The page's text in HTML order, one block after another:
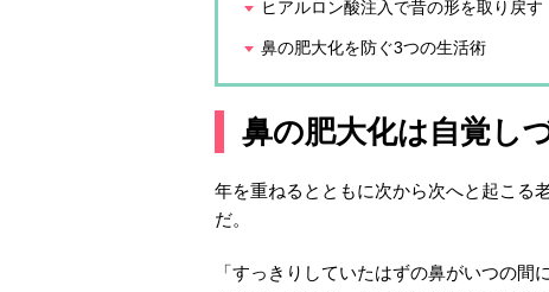
ヒアルロン酸注入で昔の形を取り戻す
鼻の肥大化を防ぐ3つの生活術
鼻の肥大化は自覚し
年を重ねるとともに次から次へと起こる
だ。
「すっきりしていたはずの鼻がいつの間